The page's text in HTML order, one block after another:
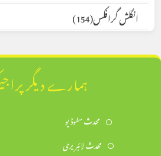
انگلش گرافکس(154)
ہمارے دیگر
محدث سٹوڈیو
محدث لائبریری